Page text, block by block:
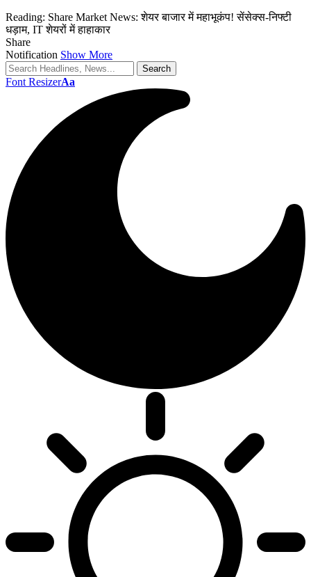
Reading: Share Market News: शेयर बाजार में महाभूकंप! सेंसेक्स-निफ्टी
धड़ाम, IT शेयरों में हाहाकार
Share
Notification Show More
Font ResizerAa